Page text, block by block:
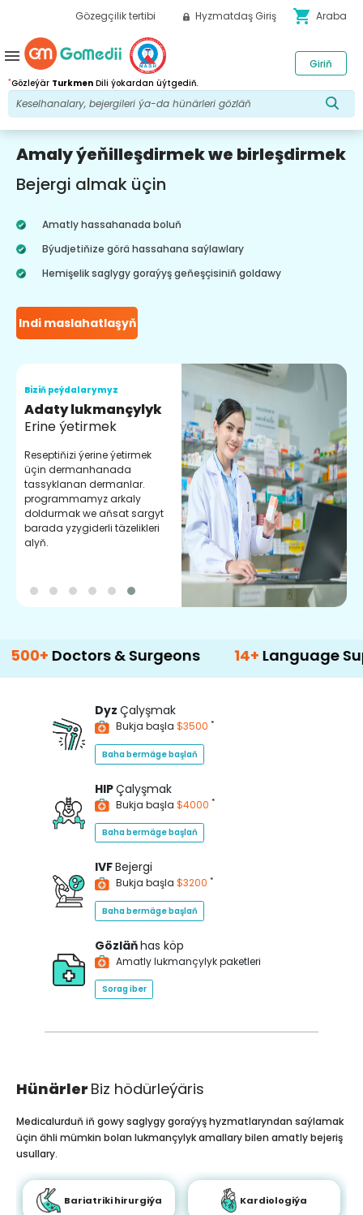
Gözegçilik tertibi Hyzmatdaş Giriş shopping_cart Araba
*Gözleýär Turkmen Dili ýokardan üýtgediň.
Giriň
menu
Amaly ýeňilleşdirmek we birleşdirmek
Bejergi almak üçin
Amatly hassahanada boluň
Býudjetiňize görä hassahana saýlawlary
Hemişelik saglygy goraýyş geňeşçisiniň goldawy
Indi maslahatlaşyň
Biziň peýdalarymyz
Adaty lukmançylyk
Erine ýetirmek
Reseptiňizi ýerine ýetirmek
üçin dermanhanada
tassyklanan dermanlar.
programmamyz arkaly
doldurmak we aňsat sargyt
barada yzygiderli täzelikleri
alyň.
& Surgeons 14+ Language Support
Dyz Çalyşmak
Bukja başla $3500 *
Baha bermäge başlaň
HIPÇalyşmak
Bukja başla $4000 *
Baha bermäge başlaň
IVFBejergi
Bukja başla $3200 *
Baha bermäge başlaň
Gözläňhas köp
Amatly lukmançylyk paketleri
Sorag iber
Hünärler Biz hödürleýäris
Medicalurduň iň gowy saglygy goraýyş hyzmatlaryndan saýlamak
üçin ähli mümkin bolan lukmançylyk amallary bilen amatly bejeriş
usullary.
Bariatriki hirurgiýa Kardiologiýa